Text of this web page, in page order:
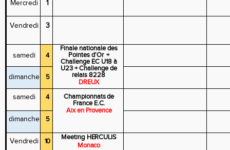
Mercredi 1
Vendredi 3
samedi 4
Finale nationale des
Pointes d'Or +
Challenge EC U18 à
U23 + Challenge de
relais 8228
DREUX
dimanche 5
samedi 4 Championnatsde
France E.C.
Aix en Provence
dimanche 5
Vendredi 10
Meeting HERCULIS
Monaco